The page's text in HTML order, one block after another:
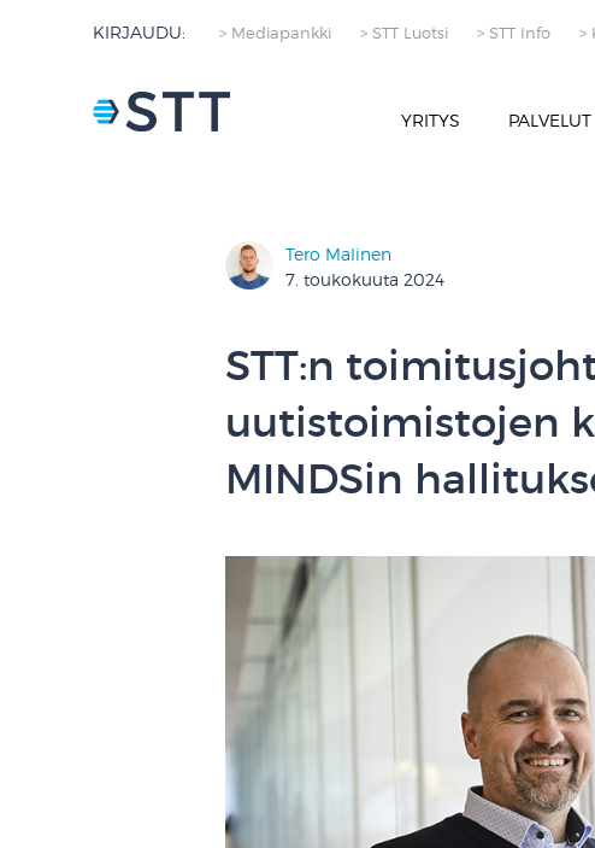
KIRJAUDU: > Mediapankki > STT Luotsi > STT Info >
YRITYS PALVELUT
Tero Malinen
7. toukokuuta 2024
STT:n
uutistoimistojen
MINDSin